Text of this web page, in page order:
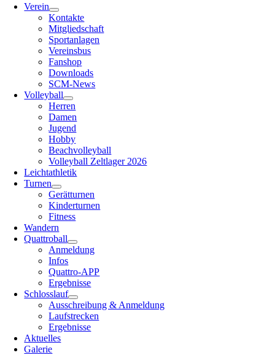
Verein
Kontakte
Mitgliedschaft
Sportanlagen
Vereinsbus
Fanshop
Downloads
SCM-News
Volleyball
Herren
Damen
Jugend
Hobby
Beachvolleyball
Volleyball Zeltlager 2026
Leichtathletik
Turnen
Gerätturnen
Kinderturnen
Fitness
Wandern
Quattroball
Anmeldung
Infos
Quattro-APP
Ergebnisse
Schlosslauf
Ausschreibung & Anmeldung
Laufstrecken
Ergebnisse
Aktuelles
Galerie